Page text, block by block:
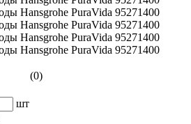
(0)
шт